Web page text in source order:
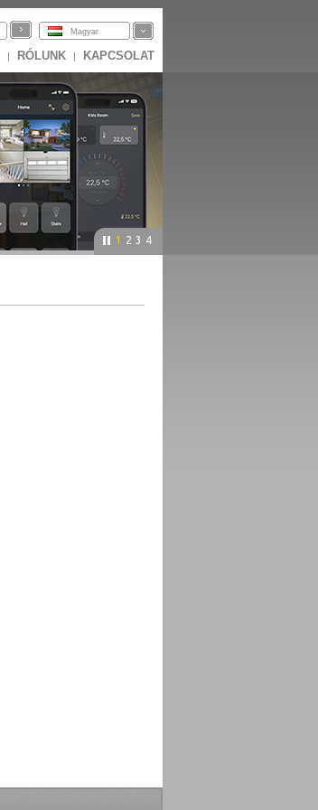
Magyar
| RÓLUNK | KAPCSOLAT
1 2 3 4